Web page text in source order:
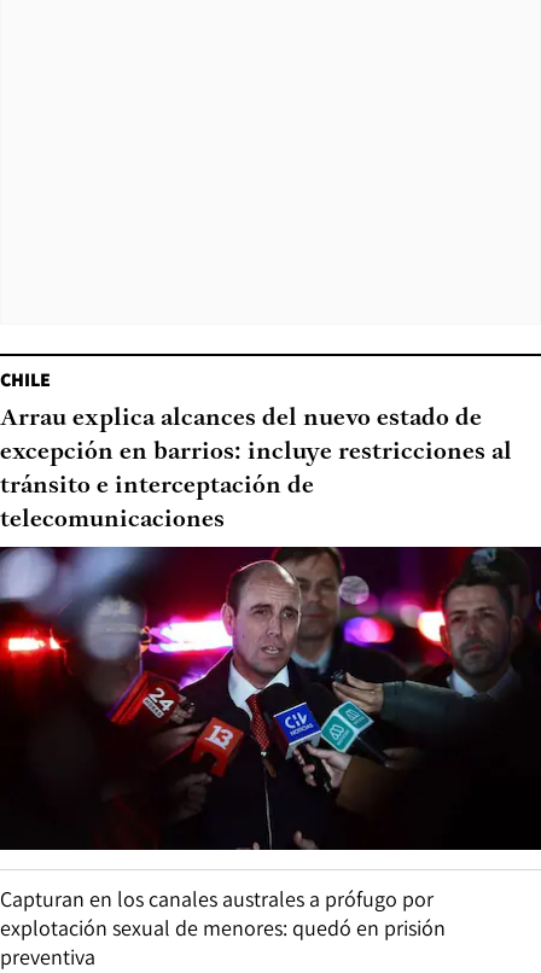
CHILE
Arrau explica alcances del nuevo estado de
excepción en barrios: incluye restricciones al
tránsito e interceptación de
telecomunicaciones
Capturan en los canales australes a prófugo por
explotación sexual de menores: quedó en prisión
preventiva